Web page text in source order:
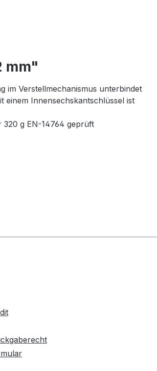
mm"
im Verstellmechanismus unterbindet
einem Innensechskantschlüssel ist
320 g EN-14764 geprüft